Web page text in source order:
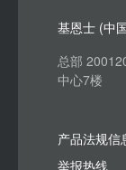
基恩士 (中
总部
中心7楼
产品法规信
举报热线